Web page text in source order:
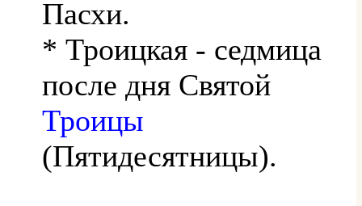
Пасхи.
* Троицкая - седмица
после дня Святой
Троицы
(Пятидесятницы).